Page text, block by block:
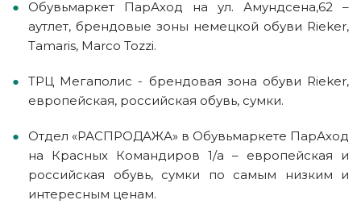
Обувьмаркет ПарАход на ул. Амундсена,62 –
аутлет, брендовые зоны немецкой обуви Rieker,
Tamaris, Marco Tozzi.
ТРЦ Мегаполис - брендовая зона обуви Rieker,
европейская, российская обувь, сумки.
Отдел «РАСПРОДАЖА» в Обувьмаркете ПарАход
на Красных Командиров 1/а – европейская и
российская обувь, сумки по самым низким и
интересным ценам.